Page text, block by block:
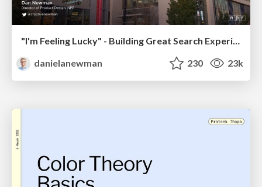
"I'm Feeling Lucky" - Building Great Search Experiences for Today's Users (#IAC19)
danielanewman
230 23k